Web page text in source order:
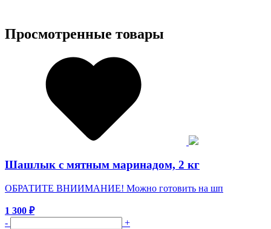
Просмотренные товары
Шашлык с мятным маринадом, 2 кг
ОБРАТИТЕ ВНИИМАНИЕ! Можно готовить на шп
1 300 ₽
-
+